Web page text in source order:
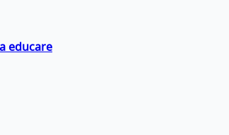
educare